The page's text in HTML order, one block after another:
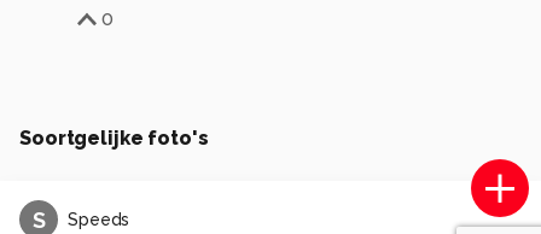
0
Soortgelijke foto's
S Speeds